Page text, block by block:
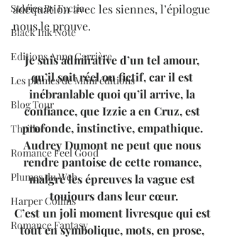
Stories By Fyctia
Black Ink Note
Editions Anne Carrière
Les plumes de Mimi éditions
Blog Tour
Thriller
Romance Feel Good
Plumes du Web
Harper Collins
Romance Fantasy
adéquation avec les siennes, l’épilogue
nous le prouve.
Je suis admirative d’un tel amour,
qu’il soit réel ou fictif, car il est
inébranlable quoi qu’il arrive, la
confiance, que Izzie a en Cruz, est
profonde, instinctive, empathique.
Audrey Dumont ne peut que nous
rendre pantoise de cette romance,
malgré les épreuves la vague est
toujours dans leur cœur.
C’est un joli moment livresque qui est
tout en symbolique, mots, en prose,